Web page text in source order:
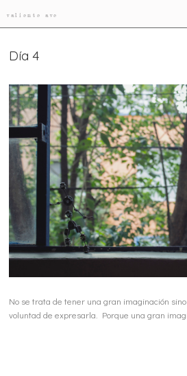
valiente ave
Día 4
No se trata de tener una gran imaginación
voluntad de expresarla. Porque una gran